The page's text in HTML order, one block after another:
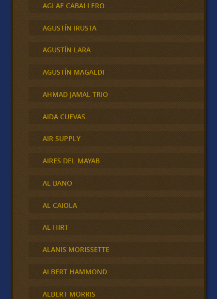
AGLAE CABALLERO
AGUSTÍN IRUSTA
AGUSTÍN LARA
AGUSTÍN MAGALDI
AHMAD JAMAL TRIO
AIDA CUEVAS
AIR SUPPLY
AIRES DEL MAYAB
AL BANO
AL CAIOLA
AL HIRT
ALANIS MORISSETTE
ALBERT HAMMOND
ALBERT MORRIS